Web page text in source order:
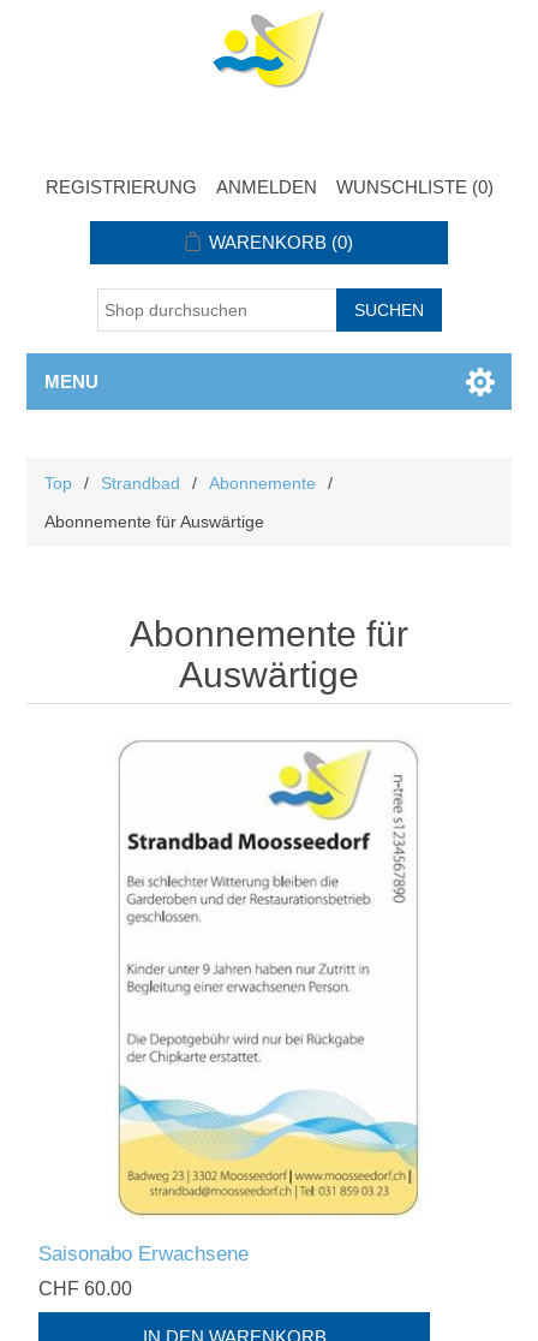
REGISTRIERUNG ANMELDEN WUNSCHLISTE (0)
WARENKORB (0)
MENU
Top / Strandbad / Abonnemente
/
Abonnemente für Auswärtige
Abonnemente für
Auswärtige
Saisonabo Erwachsene
CHF 60.00